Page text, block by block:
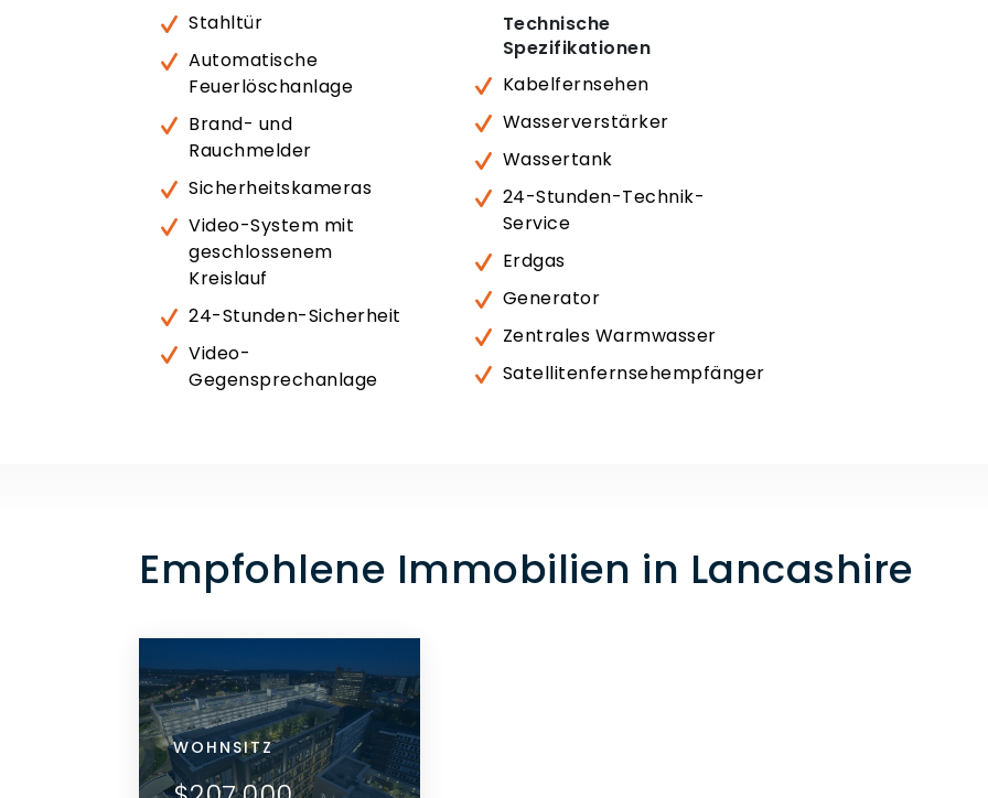
Stahltür
Automatische
Feuerlöschanlage
Brand- und
Rauchmelder
Sicherheitskameras
Video-System mit
geschlossenem
Kreislauf
24-Stunden-Sicherheit
Video-
Gegensprechanlage
Technische
Spezifikationen
Kabelfernsehen
Wasserverstärker
Wassertank
24-Stunden-Technik-
Service
Erdgas
Generator
Zentrales Warmwasser
Satellitenfernsehempfänger
Empfohlene Immobilien in Lancashire
WOHNSITZ